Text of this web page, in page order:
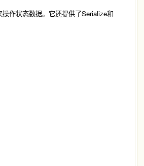
操作状态数据。它还提供了Serialize和